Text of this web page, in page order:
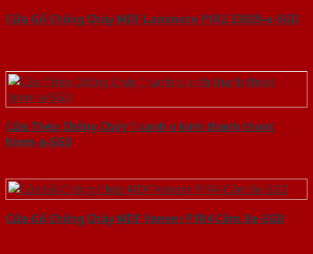
Cửa Gỗ Chống Cháy MDF Laminate P1R2 23029-a-SGD
Cửa Thép Chống Cháy 1 canh o kinh thanh thoat
hiem-a-SGD
Cửa Gỗ Chống Cháy MDF Veneer P1R4 Căm Xe-SGD